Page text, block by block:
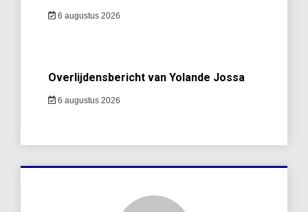
6 augustus 2026
Overlijdensbericht van Yolande Jossa
6 augustus 2026